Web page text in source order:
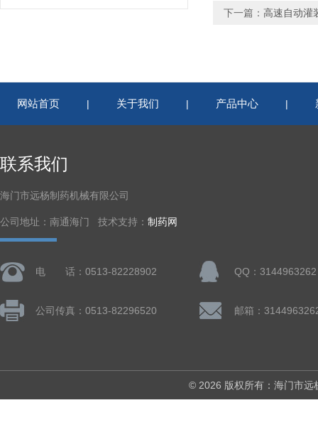
下一篇： 高速自动灌
网站首页 | 关于我们 | 产品中心 |
联系我们
海门市远杨制药机械有限公司
公司地址：南通海门 技术支持： 制药网
电 话：0513-82228902 QQ：3144963262
公司传真：0513-82296520 邮箱：
© 2026 版权所有：海门市